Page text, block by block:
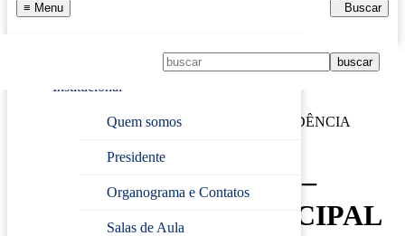
≡ Menu
Institucional
Quem somos
Presidente
Organograma e Contatos
Salas de Aula
Buscar
FORMAÇÃO BÁSICA – PREVIDÊNCIA
FORMAÇÃO BÁSICA –
PREVIDÊNCIA MUNICIPAL